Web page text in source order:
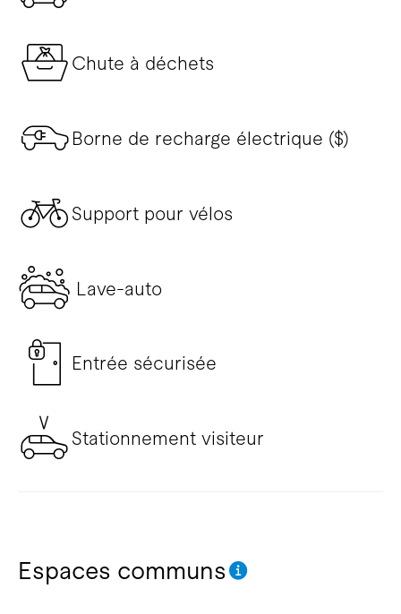
Chute à déchets
Borne de recharge électrique ($)
Support pour vélos
Lave-auto
Entrée sécurisée
Stationnement visiteur
Espaces communs